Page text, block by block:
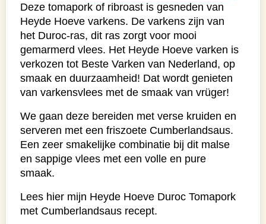
Deze tomapork of ribroast is gesneden van
Heyde Hoeve varkens. De varkens zijn van
het Duroc-ras, dit ras zorgt voor mooi
gemarmerd vlees. Het Heyde Hoeve varken is
verkozen tot Beste Varken van Nederland, op
smaak en duurzaamheid! Dat wordt genieten
van varkensvlees met de smaak van vrüger!
We gaan deze bereiden met verse kruiden en
serveren met een friszoete Cumberlandsaus.
Een zeer smakelijke combinatie bij dit malse
en sappige vlees met een volle en pure
smaak.
Lees hier mijn Heyde Hoeve Duroc Tomapork
met Cumberlandsaus recept.